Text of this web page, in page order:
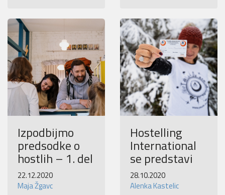
Izpodbijmo
predsodke o
hostlih – 1. del
22.12.2020
Maja Žgavc
Hostelling
International
se predstavi
28.10.2020
Alenka Kastelic